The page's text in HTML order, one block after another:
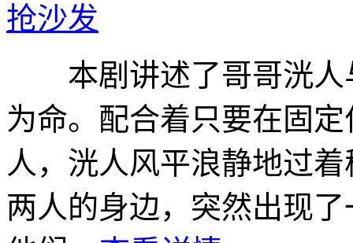
抢沙发
本剧讲述了哥哥洸人
为命。配合着只要在固
人，洸人风平浪静地过
两人的身边，突然出现